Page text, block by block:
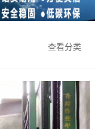
查看分类